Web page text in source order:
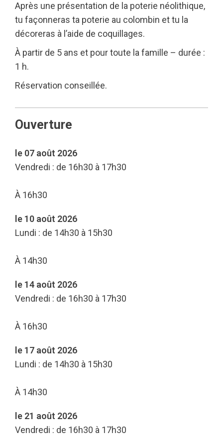
Après une présentation de la poterie néolithique,
tu façonneras ta poterie au colombin et tu la
décoreras à l’aide de coquillages.
À partir de 5 ans et pour toute la famille – durée :
1 h.
Réservation conseillée.
Ouverture
le 07 août 2026
Vendredi : de 16h30 à 17h30
À 16h30
le 10 août 2026
Lundi : de 14h30 à 15h30
À 14h30
le 14 août 2026
Vendredi : de 16h30 à 17h30
À 16h30
le 17 août 2026
Lundi : de 14h30 à 15h30
À 14h30
le 21 août 2026
Vendredi : de 16h30 à 17h30